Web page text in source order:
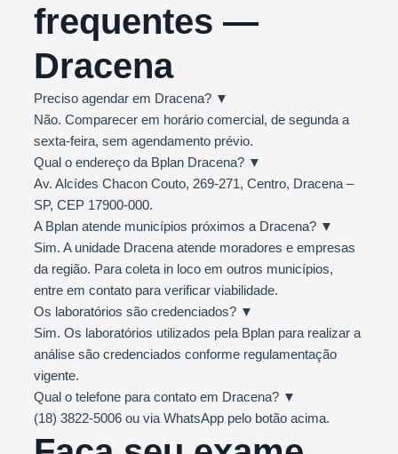
frequentes —
Dracena
Preciso agendar em Dracena? ▼
Não. Comparecer em horário comercial, de segunda a
sexta-feira, sem agendamento prévio.
Qual o endereço da Bplan Dracena? ▼
Av. Alcídes Chacon Couto, 269-271, Centro, Dracena –
SP, CEP 17900-000.
A Bplan atende municípios próximos a Dracena? ▼
Sim. A unidade Dracena atende moradores e empresas
da região. Para coleta in loco em outros municípios,
entre em contato para verificar viabilidade.
Os laboratórios são credenciados? ▼
Sim. Os laboratórios utilizados pela Bplan para realizar a
análise são credenciados conforme regulamentação
vigente.
Qual o telefone para contato em Dracena? ▼
(18) 3822-5006 ou via WhatsApp pelo botão acima.